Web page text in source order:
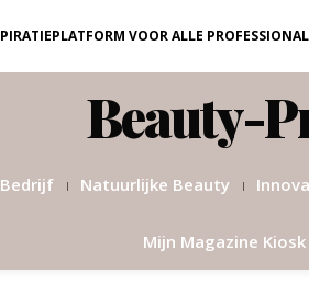
VOOR ALLE
Beauty-
Natuurlijke Beauty
Mijn Magazine Kiosk